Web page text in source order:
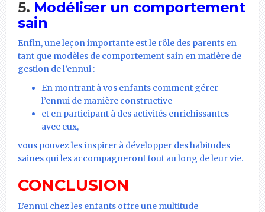
5. Modéliser un comportement
sain
Enfin, une leçon importante est le rôle des parents en
tant que modèles de comportement sain en matière de
gestion de l’ennui :
En montrant à vos enfants comment gérer
l’ennui de manière constructive
et en participant à des activités enrichissantes
avec eux,
vous pouvez les inspirer à développer des habitudes
saines qui les accompagneront tout au long de leur vie.
CONCLUSION
L’ennui chez les enfants offre une multitude